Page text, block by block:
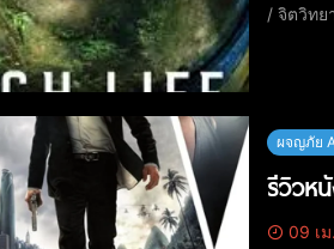
/ จิตวิทย
ผจญภัย
รีวิวห
09 เ